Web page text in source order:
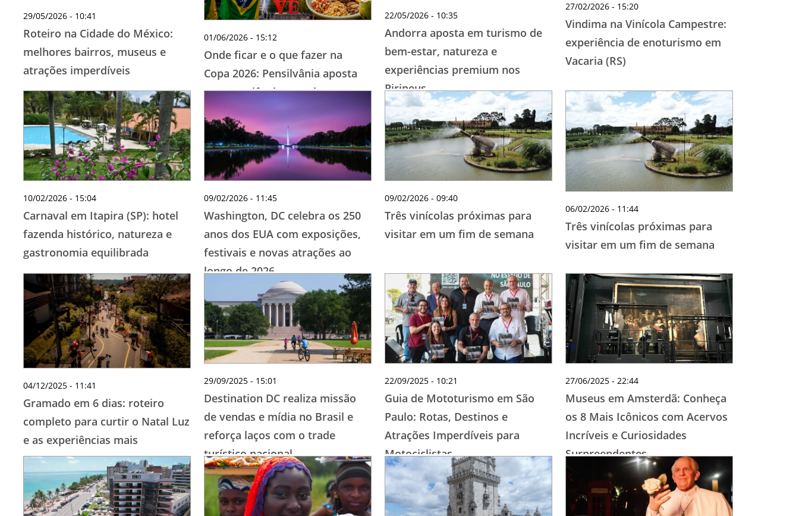
29/05/2026 - 10:41
Roteiro na Cidade do México:
melhores bairros, museus e
atrações imperdíveis
01/06/2026 - 15:12
Onde ficar e o que fazer na
Copa 2026: Pensilvânia aposta
em experiência completa para
fãs brasileiros
22/05/2026 - 10:35
Andorra aposta em turismo de
bem-estar, natureza e
experiências premium nos
Pirineus
27/02/2026 - 15:20
Vindima na Vinícola Campestre:
experiência de enoturismo em
Vacaria (RS)
10/02/2026 - 15:04
Carnaval em Itapira (SP): hotel
fazenda histórico, natureza e
gastronomia equilibrada
09/02/2026 - 11:45
Washington, DC celebra os 250
anos dos EUA com exposições,
festivais e novas atrações ao
longo de 2026
09/02/2026 - 09:40
Três vinícolas próximas para
visitar em um fim de semana
06/02/2026 - 11:44
Três vinícolas próximas para
visitar em um fim de semana
04/12/2025 - 11:41
Gramado em 6 dias: roteiro
completo para curtir o Natal Luz
e as experiências mais
encantadoras da Serra Gaúcha
29/09/2025 - 15:01
Destination DC realiza missão
de vendas e mídia no Brasil e
reforça laços com o trade
turístico nacional
22/09/2025 - 10:21
Guia de Mototurismo em São
Paulo: Rotas, Destinos e
Atrações Imperdíveis para
Motociclistas
27/06/2025 - 22:44
Museus em Amsterdã: Conheça
os 8 Mais Icônicos com Acervos
Incríveis e Curiosidades
Surpreendentes